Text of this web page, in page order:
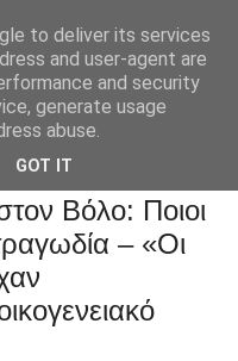
Βόλο: Ποιοι
– «Oι
to deliver its services
and user-agent are
and security
generate usage
abuse.
GOT IT